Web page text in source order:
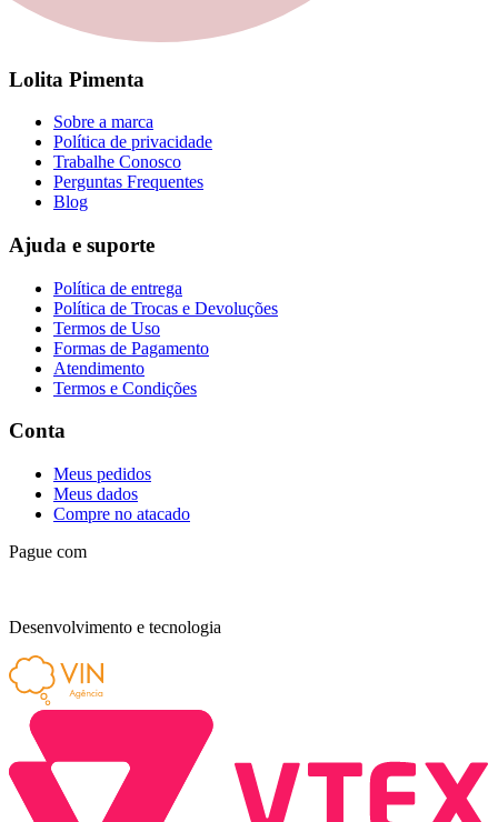
Lolita Pimenta
Sobre a marca
Política de privacidade
Trabalhe Conosco
Perguntas Frequentes
Blog
Ajuda e suporte
Política de entrega
Política de Trocas e Devoluções
Termos de Uso
Formas de Pagamento
Atendimento
Termos e Condições
Conta
Meus pedidos
Meus dados
Compre no atacado
Pague com
Desenvolvimento e tecnologia